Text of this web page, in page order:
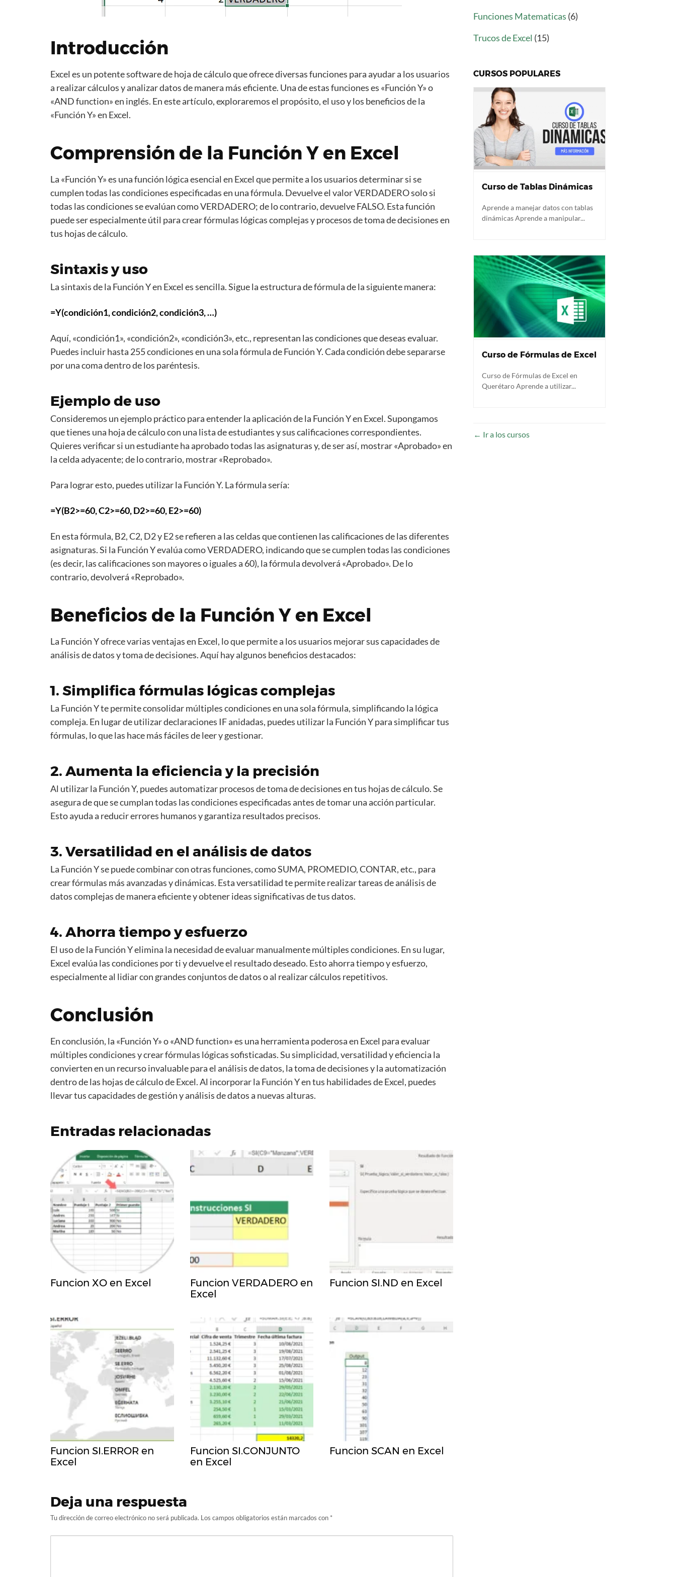
Introducción
Excel es un potente software de hoja de cálculo que ofrece diversas funciones para ayudar a los usuarios
a realizar cálculos y analizar datos de manera más eficiente. Una de estas funciones es «Función Y» o
«AND function» en inglés. En este artículo, exploraremos el propósito, el uso y los beneficios de la
«Función Y» en Excel.
Comprensión de la Función Y en Excel
La «Función Y» es una función lógica esencial en Excel que permite a los usuarios determinar si se
cumplen todas las condiciones especificadas en una fórmula. Devuelve el valor VERDADERO solo si
todas las condiciones se evalúan como VERDADERO; de lo contrario, devuelve FALSO. Esta función
puede ser especialmente útil para crear fórmulas lógicas complejas y procesos de toma de decisiones en
tus hojas de cálculo.
Sintaxis y uso
La sintaxis de la Función Y en Excel es sencilla. Sigue la estructura de fórmula de la siguiente manera:
=Y(condición1, condición2, condición3, …)
Aquí, «condición1», «condición2», «condición3», etc., representan las condiciones que deseas evaluar.
Puedes incluir hasta 255 condiciones en una sola fórmula de Función Y. Cada condición debe separarse
por una coma dentro de los paréntesis.
Ejemplo de uso
Consideremos un ejemplo práctico para entender la aplicación de la Función Y en Excel. Supongamos
que tienes una hoja de cálculo con una lista de estudiantes y sus calificaciones correspondientes.
Quieres verificar si un estudiante ha aprobado todas las asignaturas y, de ser así, mostrar «Aprobado» en
la celda adyacente; de lo contrario, mostrar «Reprobado».
Para lograr esto, puedes utilizar la Función Y. La fórmula sería:
=Y(B2>=60, C2>=60, D2>=60, E2>=60)
En esta fórmula, B2, C2, D2 y E2 se refieren a las celdas que contienen las calificaciones de las diferentes
asignaturas. Si la Función Y evalúa como VERDADERO, indicando que se cumplen todas las condiciones
(es decir, las calificaciones son mayores o iguales a 60), la fórmula devolverá «Aprobado». De lo
contrario, devolverá «Reprobado».
Beneficios de la Función Y en Excel
La Función Y ofrece varias ventajas en Excel, lo que permite a los usuarios mejorar sus capacidades de
análisis de datos y toma de decisiones. Aquí hay algunos beneficios destacados:
1. Simplifica fórmulas lógicas complejas
La Función Y te permite consolidar múltiples condiciones en una sola fórmula, simplificando la lógica
compleja. En lugar de utilizar declaraciones IF anidadas, puedes utilizar la Función Y para simplificar tus
fórmulas, lo que las hace más fáciles de leer y gestionar.
2. Aumenta la eficiencia y la precisión
Al utilizar la Función Y, puedes automatizar procesos de toma de decisiones en tus hojas de cálculo. Se
asegura de que se cumplan todas las condiciones especificadas antes de tomar una acción particular.
Esto ayuda a reducir errores humanos y garantiza resultados precisos.
3. Versatilidad en el análisis de datos
La Función Y se puede combinar con otras funciones, como SUMA, PROMEDIO, CONTAR, etc., para
crear fórmulas más avanzadas y dinámicas. Esta versatilidad te permite realizar tareas de análisis de
datos complejas de manera eficiente y obtener ideas significativas de tus datos.
4. Ahorra tiempo y esfuerzo
El uso de la Función Y elimina la necesidad de evaluar manualmente múltiples condiciones. En su lugar,
Excel evalúa las condiciones por ti y devuelve el resultado deseado. Esto ahorra tiempo y esfuerzo,
especialmente al lidiar con grandes conjuntos de datos o al realizar cálculos repetitivos.
Conclusión
En conclusión, la «Función Y» o «AND function» es una herramienta poderosa en Excel para evaluar
múltiples condiciones y crear fórmulas lógicas sofisticadas. Su simplicidad, versatilidad y eficiencia la
convierten en un recurso invaluable para el análisis de datos, la toma de decisiones y la automatización
dentro de las hojas de cálculo de Excel. Al incorporar la Función Y en tus habilidades de Excel, puedes
llevar tus capacidades de gestión y análisis de datos a nuevas alturas.
Entradas relacionadas
Funcion XO en Excel
Funcion VERDADERO en
Excel
Funcion SI.ND en Excel
Funcion SI.ERROR en
Excel
Funcion SI.CONJUNTO
en Excel
Funcion SCAN en Excel
Deja una respuesta
Tu dirección de correo electrónico no será publicada. Los campos obligatorios están marcados con *
Funciones Matematicas (6)
Trucos de Excel (15)
CURSOS POPULARES
Curso de Tablas Dinámicas
Aprende a manejar datos con tablas
dinámicas Aprende a manipular...
Curso de Fórmulas de Excel
Curso de Fórmulas de Excel en
Querétaro Aprende a utilizar...
Ir a los cursos